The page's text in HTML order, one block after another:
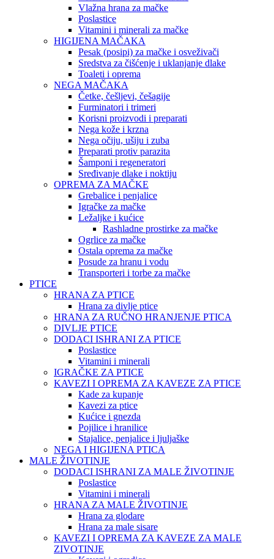
Vlažna hrana za mačke
Poslastice
Vitamini i minerali za mačke
HIGIJENA MAČAKA
Pesak (posipi) za mačke i osveživači
Sredstva za čišćenje i uklanjanje dlake
Toaleti i oprema
NEGA MAČAKA
Četke, češljevi, češagije
Furminatori i trimeri
Korisni proizvodi i preparati
Nega kože i krzna
Nega očiju, ušiju i zuba
Preparati protiv parazita
Šamponi i regeneratori
Sređivanje dlake i noktiju
OPREMA ZA MAČKE
Grebalice i penjalice
Igračke za mačke
Ležaljke i kućice
Rashladne prostirke za mačke
Ogrlice za mačke
Ostala oprema za mačke
Posude za hranu i vodu
Transporteri i torbe za mačke
PTICE
HRANA ZA PTICE
Hrana za divlje ptice
HRANA ZA RUČNO HRANJENJE PTICA
DIVLJE PTICE
DODACI ISHRANI ZA PTICE
Poslastice
Vitamini i minerali
IGRAČKE ZA PTICE
KAVEZI I OPREMA ZA KAVEZE ZA PTICE
Kade za kupanje
Kavezi za ptice
Kućice i gnezda
Pojilice i hranilice
Stajalice, penjalice i ljuljaške
NEGA I HIGIJENA PTICA
MALE ŽIVOTINJE
DODACI ISHRANI ZA MALE ŽIVOTINJE
Poslastice
Vitamini i minerali
HRANA ZA MALE ŽIVOTINJE
Hrana za glodare
Hrana za male sisare
KAVEZI I OPREMA ZA KAVEZE ZA MALE
ZIVOTINJE